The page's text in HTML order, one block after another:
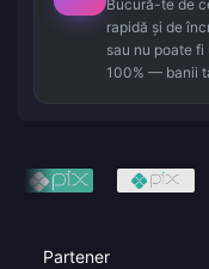
Bucură-te de
rapidă și de
sau nu poate
100% — banii
Partener